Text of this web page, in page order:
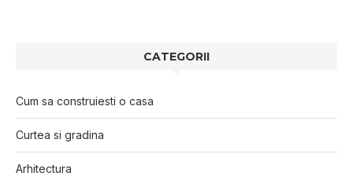
CATEGORII
Cum sa construiesti o casa
Curtea si gradina
Arhitectura